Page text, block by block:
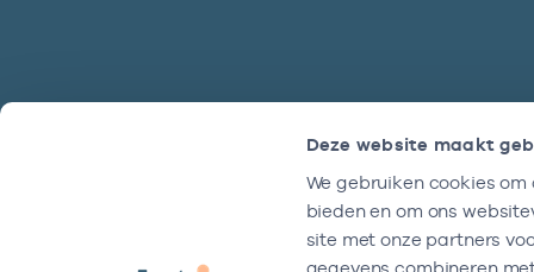
Deze website maakt
We gebruiken cookies
bieden en om ons
site met onze partners
gegevens combineren
We zijn doordeweeks bereikbaar tussen